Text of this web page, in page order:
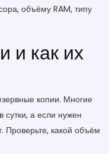
объёму RAM, типу
и как их
копии. Многие
а если нужен
Проверьте, какой объём